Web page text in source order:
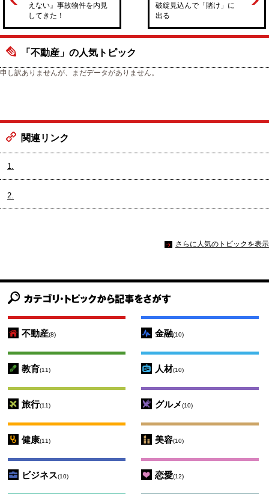
えない』事故物件を内見
してきた！
破綻見込んで「賭け」に
出る
「不動産」の人気トピック
申し訳ありませんが、まだデータがありません。
関連リンク
1.
2.
さらに人気のトピックを表示
不動産(8) 金融(10)
教育(11) 人材(10)
旅行(11) グルメ(10)
健康(11) 美容(10)
ビジネス(10) 恋愛(12)